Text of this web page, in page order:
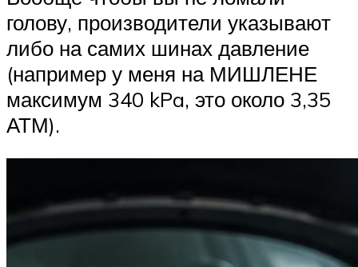
голову, производители указывают
либо на самих шинах давление
(например у меня на МИШЛЕНЕ
максимум 340 kPa, это около 3,35
АТМ).